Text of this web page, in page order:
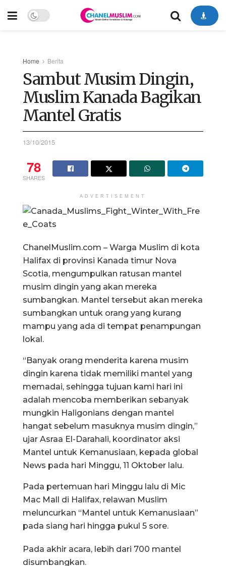
Home Berita
Sambut Musim Dingin,
Muslim Kanada Bagikan
Mantel Gratis
13/10/2015
78
SHARES
ADVERTISEMENT
ChanelMuslim.com – Warga Muslim di kota
Halifax di provinsi Kanada timur Nova
Scotia, mengumpulkan ratusan mantel
musim dingin yang akan mereka
sumbangkan. Mantel tersebut akan mereka
sumbangkan untuk orang yang kurang
mampu yang ada di tempat penampungan
lokal.
“Banyak orang menderita karena musim
dingin karena tidak memiliki mantel yang
memadai, sehingga tujuan kami hari ini
adalah mencoba memberikan sebanyak
mungkin Haligonians dengan mantel
hangat sebelum masuknya musim dingin,”
ujar Asraa El-Darahali, koordinator aksi
Mantel untuk Kemanusiaan, kepada global
News pada hari Minggu, 11 Oktober lalu.
Pada pertemuan hari Minggu lalu di Mic
Mac Mall di Halifax, relawan Muslim
meluncurkan “Mantel untuk Kemanusiaan”
pada siang hari hingga pukul 5 sore.
Pada akhir acara, lebih dari 700 mantel
disumbangkan.